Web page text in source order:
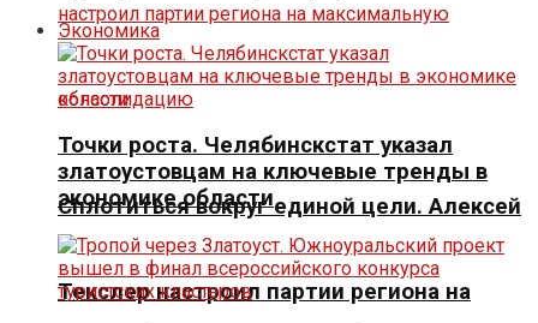
Сплотиться вокруг единой цели. Алексей
Текслер настроил партии региона на
Экономика
Точки роста. Челябинскстат указал
златоустовцам на ключевые тренды в
экономике области